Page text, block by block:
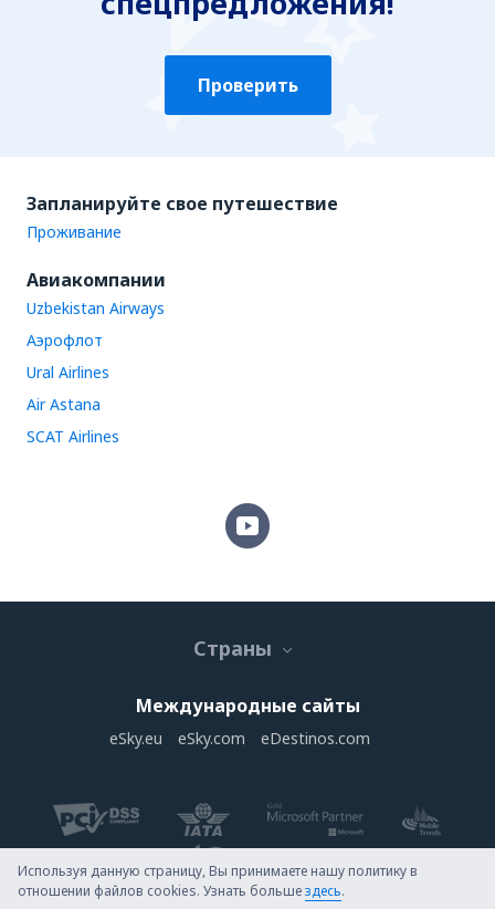
Проверить
Запланируйте свое путешествие
Проживание
Авиакомпании
Uzbekistan Airways
Аэрофлот
Ural Airlines
Air Astana
SCAT Airlines
Страны
Международные сайты
eSky.eu eSky.com eDestinos.com
Используя данную страницу, Вы принимаете нашу политику в
отношении файлов cookies. Узнать большездесь.